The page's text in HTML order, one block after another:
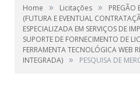
Home » Licitações »
PREGÃO
(FUTURA E EVENTUAL
ESPECIALIZADA EM SERVIÇOS DE
SUPORTE DE FORNECIMENTO DE
FERRAMENTA TECNOLÓGICA WEB
INTEGRADA) » PESQUISA DE